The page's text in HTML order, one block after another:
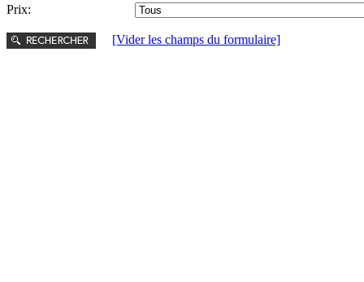
Prix:
[Vider les champs du formulaire]